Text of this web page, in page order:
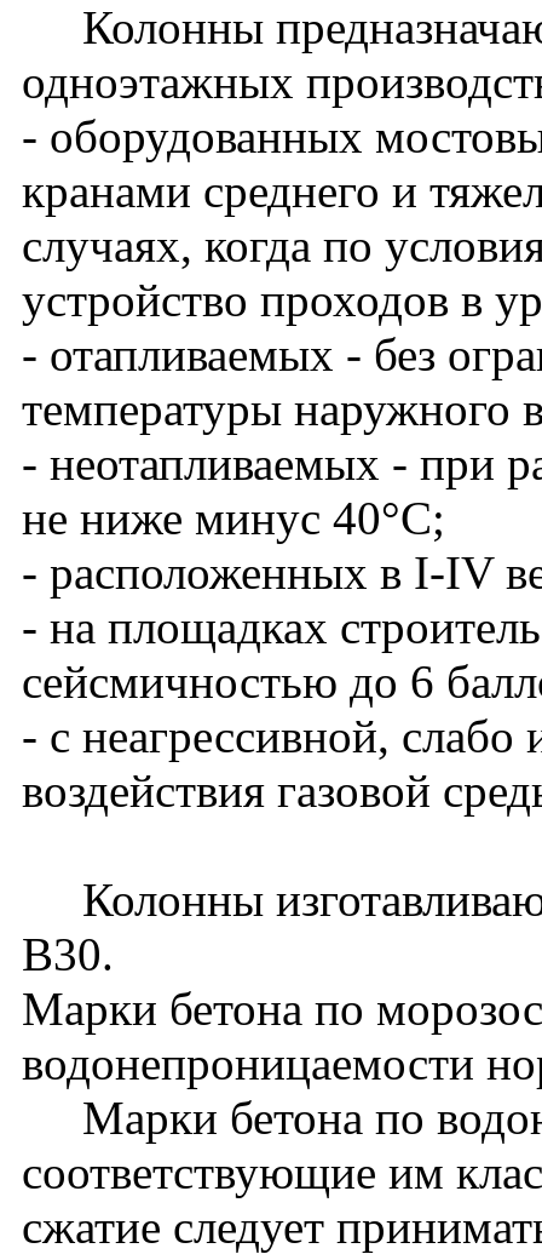
Колонны
одноэтажных
- оборудованных
кранами среднего и
случаях, когда по
устройство проходов в
- отапливаемых - без
температуры наружного
- неотапливаемых - при
не ниже минус 40°С;
- расположенных в I-IV
- на площадках
сейсмичностью до 6
- с неагрессивной, слабо
воздействия газовой
Колонны
В30.
Марки бетона по
водонепроницаемости
Марки бетона по
соответствующие им
сжатие следует